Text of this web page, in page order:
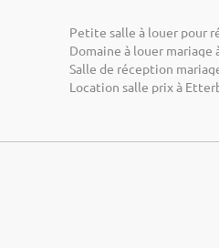
Petite salle à louer pour
Domaine à louer mariage
Salle de réception
Location salle prix à